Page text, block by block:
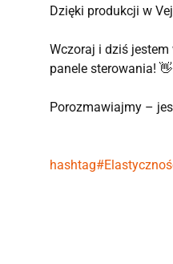
Dzięki produkcji w
Wczoraj i dziś jestem
panele sterowania! 👋
Porozmawiajmy –